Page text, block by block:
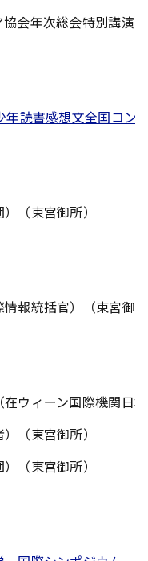
会年次総会特別講演
年読書感想文全国コン
（東宮御所）
報統括官）（東宮御
ウィーン国際機関日
（東宮御所）
（東宮御所）